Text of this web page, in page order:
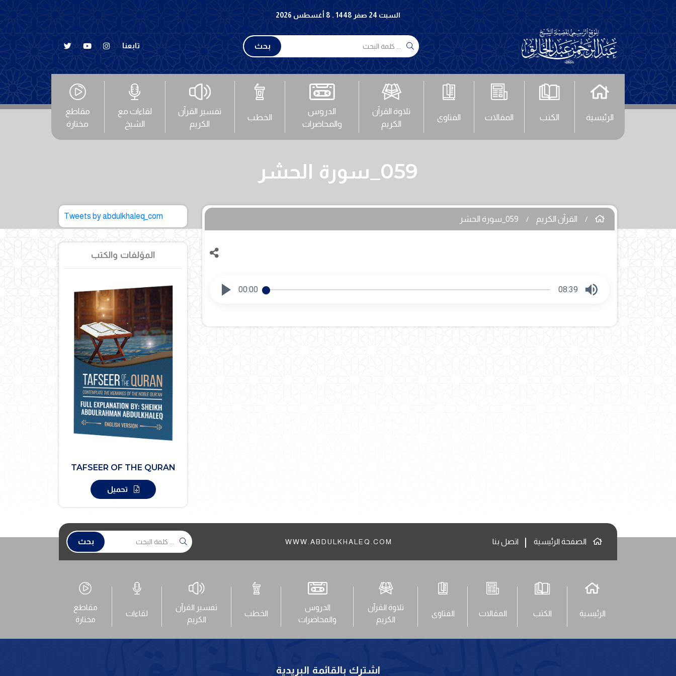
السبت 24 صفر 1448 . 8 أغسطس 2026
بحث تابعنا
الرئيسية الكتب المقالات الفتاوى
تلاوة القرآن
الكريم
الدروس
والمحاضرات
الخطب
تفسير القرآن
الكريم
لقاءات مع
الشيخ
مقاطع
مختارة
059_سورة الحشر
القرآن الكريم 059_سورة الحشر
00:00 08:39
Tweets by abdulkhaleq_com
المؤلفات والكتب
TAFSEER OF THE QURAN
تحميل
الصفحة الرئيسية اتصل بنا WWW.ABDULKHALEQ.COM بحث
الرئيسية الكتب المقالات الفتاوى
تلاوة القرآن
الكريم
الدروس
والمحاضرات
الخطب
تفسير القرآن
الكريم
لقاءات
مقاطع
مختارة
اشترك بالقائمة البريدية